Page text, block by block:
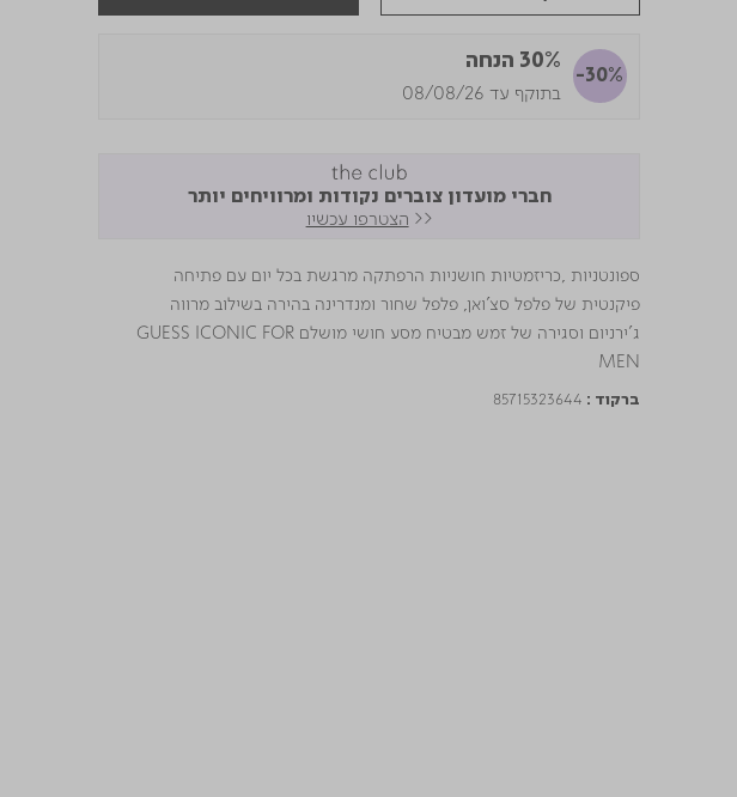
-30%
30% הנחה
בתוקף עד 08/08/26
חברי מועדון צוברים נקודות ומרוויחים יותר
<< הצטרפו עכשיו
ספונטניות ,כריזמטיות חושניות הרפתקה מרגשת בכל יום עם פתיחה
פיקנטית של פלפל סצ'ואן, פלפל שחור ומנדרינה בהירה בשילוב מרווה
ג'ירניום וסגירה של זמש מבטיח מסע חושי מושלם GUESS ICONIC FOR
MEN
ברקוד : 85715323644